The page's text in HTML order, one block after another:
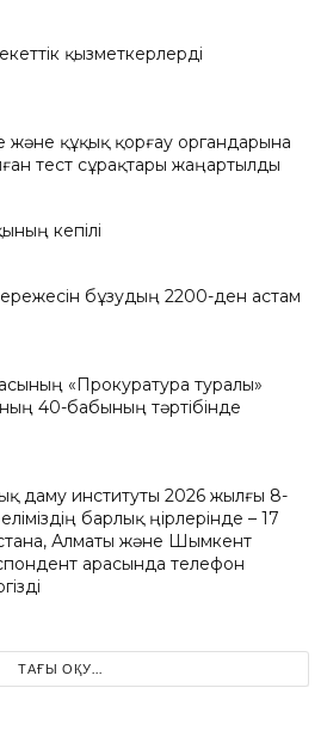
қызметкерлерді
және құқық қорғау органдарына
тест сұрақтары жаңартылды
кепілі
бұзудың 2200-ден астам
«Прокуратура туралы»
40-бабының тәртібінде
даму институты 2026 жылғы 8-
барлық өңірлерінде – 17
Алматы және Шымкент
арасында телефон
ТАҒЫ ОҚУ...